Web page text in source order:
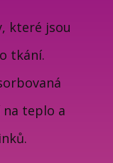
které jsou
tkání.
teplo a